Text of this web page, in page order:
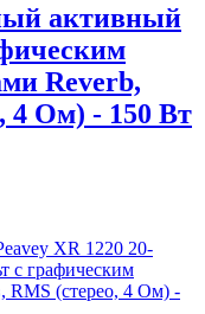
активный
Reverb,
4 Ом) - 150 Вт